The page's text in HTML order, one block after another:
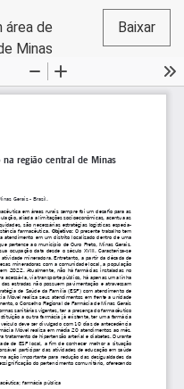
área de
Minas
Baixar